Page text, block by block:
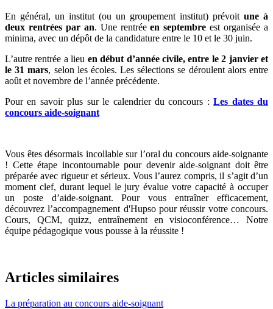
En général, un institut (ou un groupement institut) prévoit une à
deux rentrées par an. Une rentréeen septembre est organisée a
minima, avec un dépôt de la candidature entre le 10 et le 30 juin.
L’autre rentrée a lieu en début d’année civile, entre le 2 janvier et
le 31 mars, selon les écoles. Les sélections se déroulent alors entre
août et novembre de l’année précédente.
Pour en savoir plus sur le calendrier du concours :Les dates du
concours aide-soignant
Vous êtes désormais incollable sur l’oral du concours aide-soignante
! Cette étape incontournable pour devenir aide-soignant doit être
préparée avec rigueur et sérieux. Vous l’aurez compris, il s’agit d’un
moment clef, durant lequel le jury évalue votre capacité à occuper
un poste d’aide-soignant. Pour vous entraîner efficacement,
découvrez l’accompagnement d'Hupso pour réussir votre concours.
Cours, QCM, quizz, entraînement en visioconférence… Notre
équipe pédagogique vous pousse à la réussite !
Articles similaires
La préparation au concours aide-soignant